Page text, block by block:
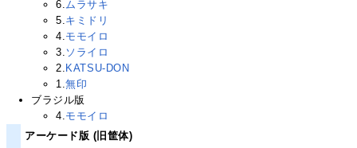
6. ムラサキ
5. キミドリ
4. モモイロ
3. ソライロ
2. KATSU-DON
1.無印
ブラジル版
4. モモイロ
アーケード版 (旧筐体)